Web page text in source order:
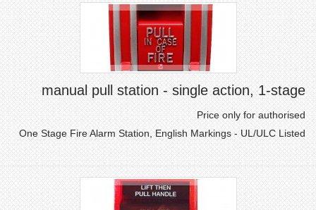
manual pull station - single action, 1-stage
Price only for authorised
One Stage Fire Alarm Station, English Markings - UL/ULC Listed